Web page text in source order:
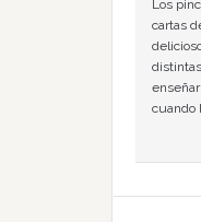
Los
cartas
cuando